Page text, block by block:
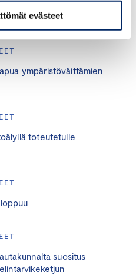
evästeet
säännöt
ympäristöväittämien
toteutetulle
suositus